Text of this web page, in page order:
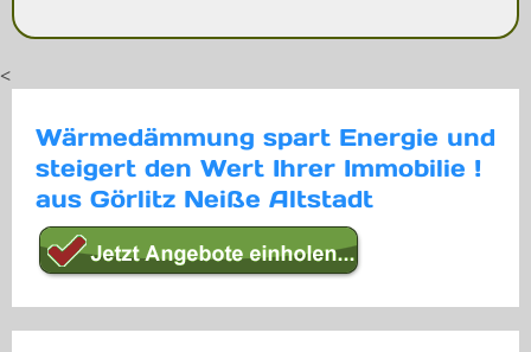
<
Wärmedämmung spart Energie und
steigert den Wert Ihrer Immobilie !
aus Görlitz Neiße Altstadt